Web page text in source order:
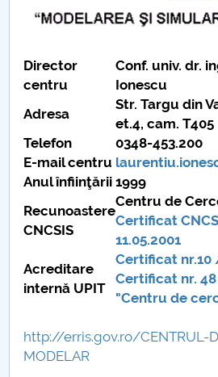
Ghiduri pentru STUDENȚI
Relations Internationales
Proiect (PRIM STUD)
Proiect SU-ETIC
Protection des données
Université pour la communauté
Comisie de etica unversitară
Director
centru
Conf. univ. dr.
Ionescu
Adresa
Str. Targu din
et.4, cam. T405
Telefon
0348-453.200
E-mail centru
Anul înfiinţării 1999
Recunoastere
CNCSIS
Centru de
Certificat
11.05.2001
Acreditare
internă UPIT
Certificat nr.10
Certificat nr.
"Centru de
http://erris.gov.ro/CENTRUL-
MODELAR